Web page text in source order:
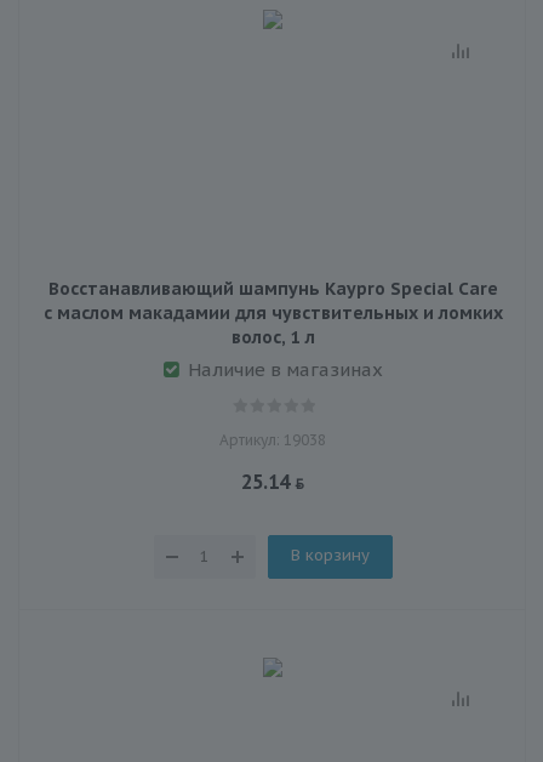
Восстанавливающий шампунь Kaypro Special Care
с маслом макадамии для чувствительных и ломких
волос, 1 л
Наличие в магазинах
Артикул: 19038
25.14
В корзину